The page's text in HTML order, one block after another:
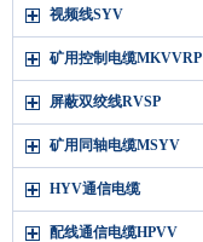
视频线SYV
矿用控制电缆MKVVRP
屏蔽双绞线RVSP
矿用同轴电缆MSYV
HYV通信电缆
配线通信电缆HPVV